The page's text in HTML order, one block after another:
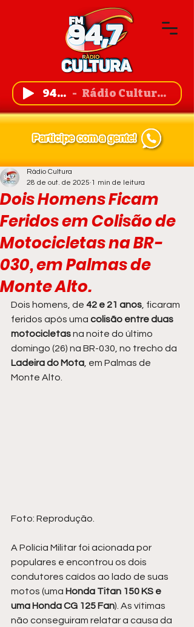
94,7 FM Rádio Cultura de Guanambi
Dois Homens Ficam
Feridos em Colisão de
Motocicletas na BR-
030, em Palmas de
Monte Alto.
Rádio Cultura
28 de out. de 2025 1 min de leitura
Dois homens, de 42 e 21 anos , ficaram
feridos após uma colisão entre duas
motocicletas na noite do último
domingo (26) na BR-030, no trecho da
Ladeira do Mota , em Palmas de
Monte Alto.
Foto: Reprodução.
A Polícia Militar foi acionada por
populares e encontrou os dois
condutores caídos ao lado de suas
motos (uma Honda Titan 150 KS e
uma Honda CG 125 Fan). As vítimas
não conseguiram relatar a causa da